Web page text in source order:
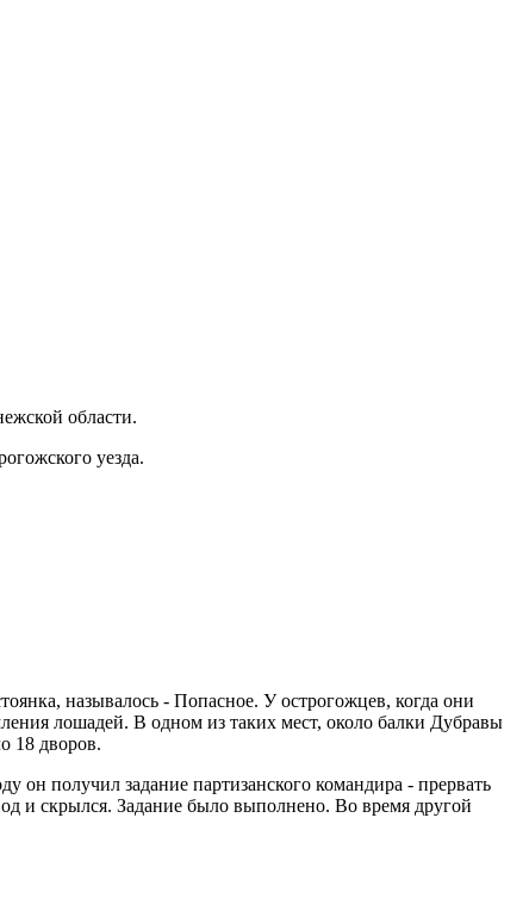
области.
уезда.
называлось - Попасное. У острогожцев, когда они
лошадей. В одном из таких мест, около балки Дубравы
18 дворов.
получил задание партизанского командира - прервать
и скрылся. Задание было выполнено. Во время другой